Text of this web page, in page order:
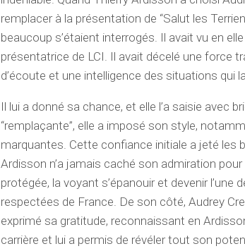
remplacer à la présentation de “Salut les
beaucoup s’étaient interrogés. Il avait vu en
présentatrice de LCI. Il avait décelé une force
d’écoute et une intelligence des situations qui
Il lui a donné sa chance, et elle l’a saisie avec
“remplaçante”, elle a imposé son style,
marquantes. Cette confiance initiale a jeté les
Ardisson n’a jamais caché son admiration
protégée, la voyant s’épanouir et devenir l’une
respectées de France. De son côté, Audrey
exprimé sa gratitude, reconnaissant en
carrière et lui a permis de révéler tout son